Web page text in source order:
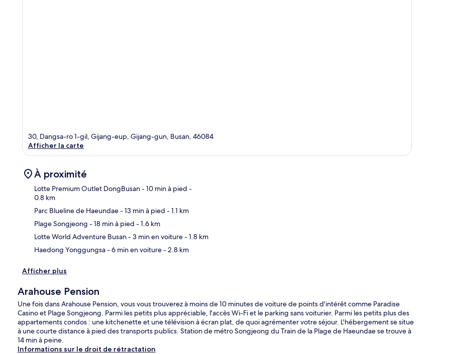
30, Dangsa-ro 1-gil, Gijang-eup, Gijang-gun, Busan, 46084
Afficher la carte
À proximité
Lotte Premium Outlet DongBusan- 10 min à pied -
0.8 km
Parc Blueline de Haeundae- 13 min à pied - 1.1 km
Plage Songjeong - 18 min à pied - 1.6 km
Lotte World Adventure Busan- 3 min en voiture- 1.8 km
Haedong Yonggungsa- 6 min en voiture- 2.8 km
Afficher plus
Arahouse Pension
Une fois dans Arahouse Pension, vous vous trouverez à moins de 10 minutes de voiture de points d'intérêt comme Paradise
Casino et Plage Songjeong. Parmi les petits plus appréciable, l'accès Wi-Fi et le parking sans voiturier. Parmi les petits plus des
appartements condos : une kitchenette et une télévision à écran plat, de quoi agrémenter votre séjour. L'hébergement se situe
à une courte distance à pied des transports publics. Station de métro Songjeong du Train de la Plage de Haeundae se trouve à
14 min à peine.
Informations sur le droit de rétractation